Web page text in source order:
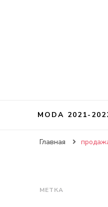
MODA 2021-
Главная
МЕТКА